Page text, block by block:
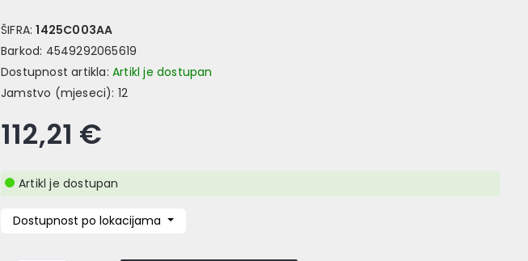
ŠIFRA:1425C003AA
Barkod: 4549292065619
Dostupnost artikla: Artikl je dostupan
Jamstvo (mjeseci): 12
112,21 €
Artikl je dostupan
Dostupnost po lokacijama